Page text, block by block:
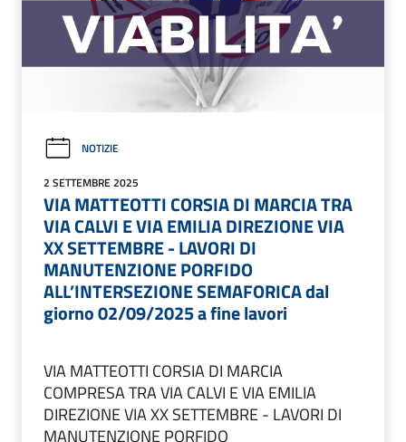
NOTIZIE
2 SETTEMBRE 2025
VIA MATTEOTTI CORSIA DI MARCIA TRA
VIA CALVI E VIA EMILIA DIREZIONE VIA
XX SETTEMBRE - LAVORI DI
MANUTENZIONE PORFIDO
ALL’INTERSEZIONE SEMAFORICA dal
giorno 02/09/2025 a fine lavori
VIA MATTEOTTI CORSIA DI MARCIA
COMPRESA TRA VIA CALVI E VIA EMILIA
DIREZIONE VIA XX SETTEMBRE - LAVORI DI
MANUTENZIONE PORFIDO